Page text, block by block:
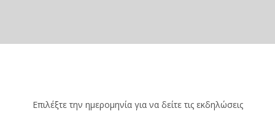
Επιλέξτε την ημερομηνία για να δείτε τις εκδηλώσεις